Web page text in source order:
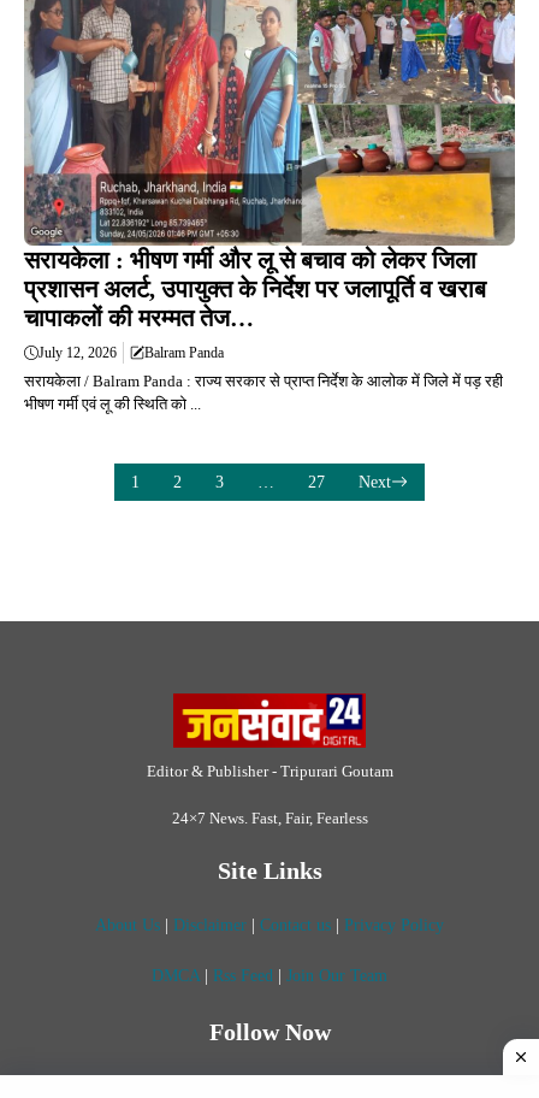
सरायकेला : भीषण गर्मी और लू से बचाव को लेकर जिला
प्रशासन अलर्ट, उपायुक्त के निर्देश पर जलापूर्ति व खराब
चापाकलों की मरम्मत तेज…
July 12, 2026 Balram Panda
सरायकेला / Balram Panda : राज्य सरकार से प्राप्त निर्देश के आलोक में जिले में पड़ रही
भीषण गर्मी एवं लू की स्थिति को ...
1 2 3 27 Next
Editor & Publisher - Tripurari Goutam
24×7 News. Fast, Fair, Fearless
Site Links
About Us Disclaimer Contact us Privacy Policy
DMCA| Rss Feed Join Our Team
Follow Now